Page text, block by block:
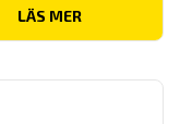
LÄS MER